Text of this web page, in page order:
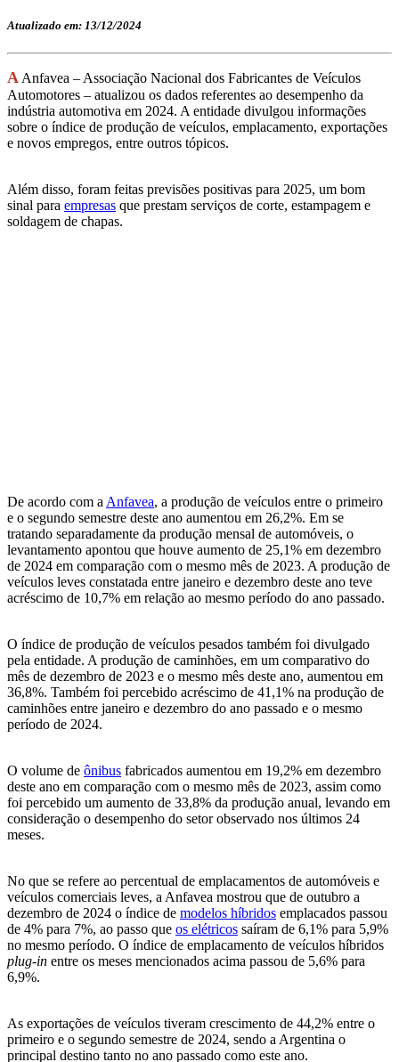
Atualizado em: 13/12/2024
AAnfavea – Associação Nacional dos Fabricantes de Veículos
Automotores – atualizou os dados referentes ao desempenho da
indústria automotiva em 2024. A entidade divulgou informações
sobre o índice de produção de veículos, emplacamento, exportações
e novos empregos, entre outros tópicos.
Além disso, foram feitas previsões positivas para 2025, um bom
sinal para empresas que prestam serviços de corte, estampagem e
soldagem de chapas.
De acordo com aAnfavea, a produção de veículos entre o primeiro
e o segundo semestre deste ano aumentou em 26,2%. Em se
tratando separadamente da produção mensal de automóveis, o
levantamento apontou que houve aumento de 25,1% em dezembro
de 2024 em comparação com o mesmo mês de 2023. A produção de
veículos leves constatada entre janeiro e dezembro deste ano teve
acréscimo de 10,7% em relação ao mesmo período do ano passado.
O índice de produção de veículos pesados também foi divulgado
pela entidade. A produção de caminhões, em um comparativo do
mês de dezembro de 2023 e o mesmo mês deste ano, aumentou em
36,8%. Também foi percebido acréscimo de 41,1% na produção de
caminhões entre janeiro e dezembro do ano passado e o mesmo
período de 2024.
O volume de ônibus fabricados aumentou em 19,2% em dezembro
deste ano em comparação com o mesmo mês de 2023, assim como
foi percebido um aumento de 33,8% da produção anual, levando em
consideração o desempenho do setor observado nos últimos 24
meses.
No que se refere ao percentual de emplacamentos de automóveis e
veículos comerciais leves, a Anfavea mostrou que de outubro a
dezembro de 2024 o índice de modelos híbridos emplacados passou
de 4% para 7%, ao passo que os elétricos saíram de 6,1% para 5,9%
no mesmo período. O índice de emplacamento de veículos híbridos
plug-in entre os meses mencionados acima passou de 5,6% para
6,9%.
As exportações de veículos tiveram crescimento de 44,2% entre o
primeiro e o segundo semestre de 2024, sendo a Argentina o
principal destino tanto no ano passado como este ano.